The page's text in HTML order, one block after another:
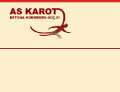
İçeriğe atla